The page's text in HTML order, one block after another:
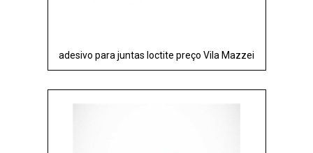
adesivo para juntas loctite preço Vila Mazzei